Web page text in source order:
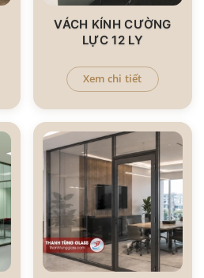
VÁCH KÍNH CƯỜNG
LỰC 12 LY
Xem chi tiết